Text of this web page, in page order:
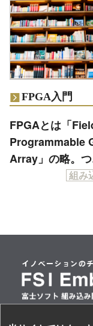
FPGA入門
FPGAとは「
Programmable
Array」の略。
組み